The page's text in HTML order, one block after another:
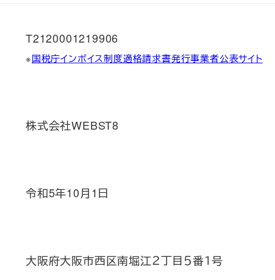
T2120001219906
※国税庁インボイス制度適格請求書発行事業者公表サイト
株式会社WEBST8
令和5年10月1日
大阪府大阪市西区南堀江２丁目５番１号